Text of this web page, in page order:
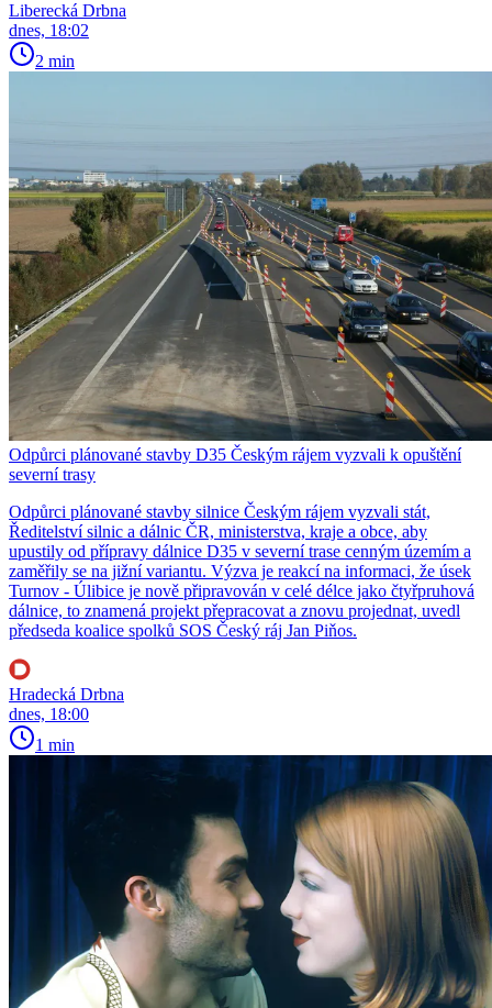
Liberecká Drbna
dnes, 18:02
2 min
Odpůrci plánované stavby D35 Českým rájem vyzvali k opuštění
severní trasy
Odpůrci plánované stavby silnice Českým rájem vyzvali stát,
Ředitelství silnic a dálnic ČR, ministerstva, kraje a obce, aby
upustily od přípravy dálnice D35 v severní trase cenným územím a
zaměřily se na jižní variantu. Výzva je reakcí na informaci, že úsek
Turnov - Úlibice je nově připravován v celé délce jako čtyřpruhová
dálnice, to znamená projekt přepracovat a znovu projednat, uvedl
předseda koalice spolků SOS Český ráj Jan Piňos.
Hradecká Drbna
dnes, 18:00
1 min